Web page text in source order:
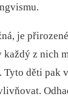
je
z nich
Tyto děti pak